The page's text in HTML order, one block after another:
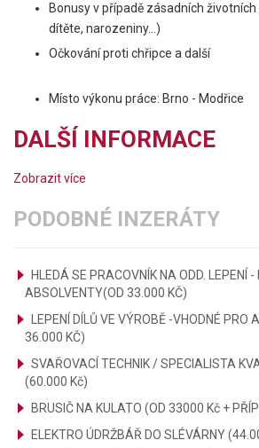
Bonusy v případě zásadních
dítěte, narozeniny...)
Očkování proti chřipce a další
Místo výkonu práce: Brno - Modřice
DALŠÍ INFORMACE
Zobrazit více
PODOBNÉ INZERÁTY
HLEDÁ SE PRACOVNÍK NA ODD. LEPENÍ
ABSOLVENTY(OD 33.000 KČ)
LEPENÍ DÍLŮ VE VÝROBĚ -VHODNÉ PRO
36.000 KČ)
SVAŘOVACÍ TECHNIK / SPECIALISTA
(60.000 Kč)
BRUSIČ NA KULATO (OD 33000 Kč +
ELEKTRO ÚDRŽBÁŘ DO SLÉVÁRNY